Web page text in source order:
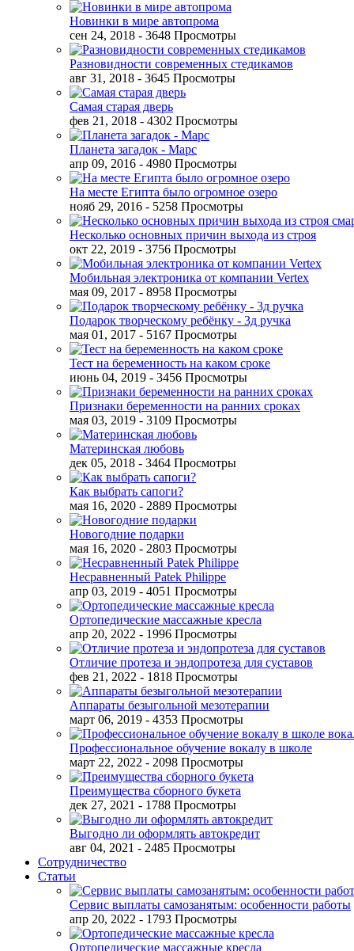
Новинки в мире автопрома
сен 24, 2018 - 3648 Просмотры
Разновидности современных стедикамов
авг 31, 2018 - 3645 Просмотры
Самая старая дверь
фев 21, 2018 - 4302 Просмотры
Планета загадок - Марс
апр 09, 2016 - 4980 Просмотры
На месте Египта было огромное озеро
нояб 29, 2016 - 5258 Просмотры
Несколько основных причин выхода из строя
окт 22, 2019 - 3756 Просмотры
Мобильная электроника от компании Vertex
мая 09, 2017 - 8958 Просмотры
Подарок творческому ребёнку - 3д ручка
мая 01, 2017 - 5167 Просмотры
Тест на беременность на каком сроке
июнь 04, 2019 - 3456 Просмотры
Признаки беременности на ранних сроках
мая 03, 2019 - 3109 Просмотры
Материнская любовь
дек 05, 2018 - 3464 Просмотры
Как выбрать сапоги?
мая 16, 2020 - 2889 Просмотры
Новогодние подарки
мая 16, 2020 - 2803 Просмотры
Несравненный Patek Philippe
апр 03, 2019 - 4051 Просмотры
Ортопедические массажные кресла
апр 20, 2022 - 1996 Просмотры
Отличие протеза и эндопротеза для суставов
фев 21, 2022 - 1818 Просмотры
Аппараты безыгольной мезотерапии
март 06, 2019 - 4353 Просмотры
Профессиональное обучение вокалу в школе
март 22, 2022 - 2098 Просмотры
Преимущества сборного букета
дек 27, 2021 - 1788 Просмотры
Выгодно ли оформлять автокредит
авг 04, 2021 - 2485 Просмотры
Сотрудничество
Статьи
Сервис выплаты самозанятым: особенности работы
апр 20, 2022 - 1793 Просмотры
Ортопедические массажные кресла